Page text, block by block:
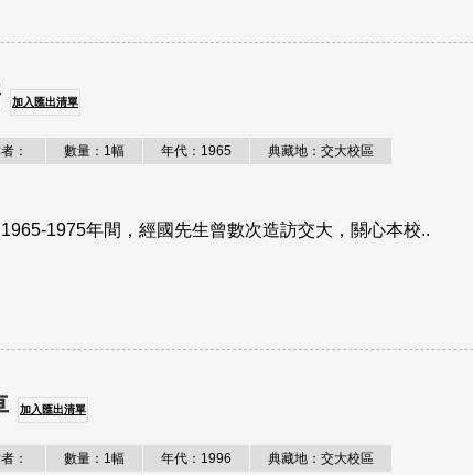
加入匯出清單
： 數量：1幅 年代：1965 典藏地：交大校區
1975年間，經國先生曾數次造訪交大，關心本校..
加入匯出清單
： 數量：1幅 年代：1996 典藏地：交大校區